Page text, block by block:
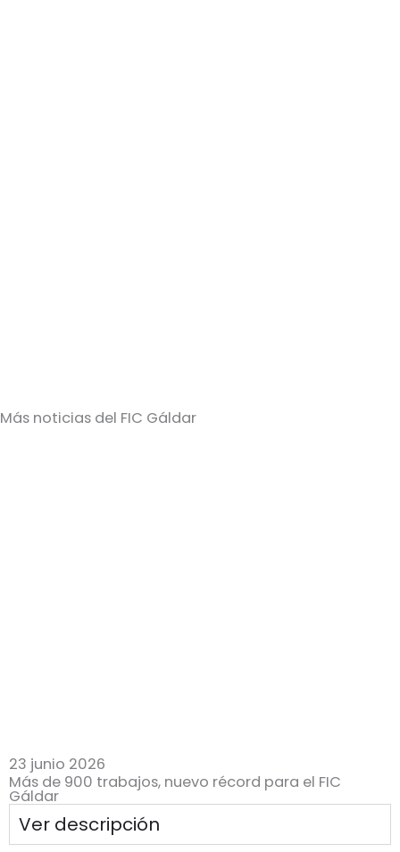
Más noticias del FIC Gáldar
23 junio 2026
Más de 900 trabajos, nuevo récord para el FIC
Gáldar
Ver descripción